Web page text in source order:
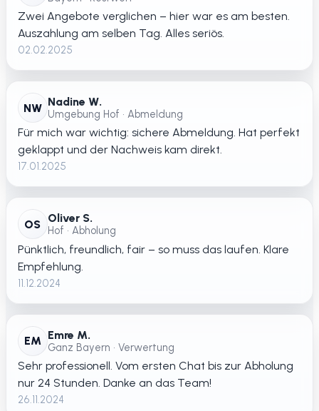
Zwei Angebote verglichen – hier war es am besten.
Auszahlung am selben Tag. Alles seriös.
02.02.2025
NW Nadine W.
Umgebung Hof • Abmeldung
Für mich war wichtig: sichere Abmeldung. Hat perfekt
geklappt und der Nachweis kam direkt.
17.01.2025
OS Oliver S.
Hof • Abholung
Pünktlich, freundlich, fair – so muss das laufen. Klare
Empfehlung.
11.12.2024
EM Emre M.
Ganz Bayern • Verwertung
Sehr professionell. Vom ersten Chat bis zur Abholung
nur 24 Stunden. Danke an das Team!
26.11.2024